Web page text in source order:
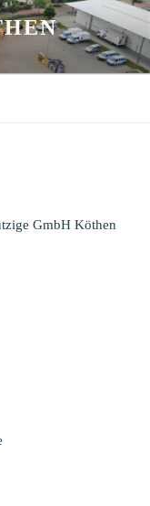
GmbH Köthen